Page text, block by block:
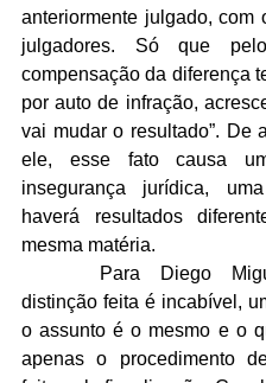
anteriormente julgado, com
julgadores. Só que
compensação da diferença
por auto de infração,
vai mudar o resultado”. De
ele, esse fato causa
insegurança jurídica,
haverá resultados
mesma matéria.
distinção feita é incabível,
o assunto é o mesmo e o
apenas o procedimento